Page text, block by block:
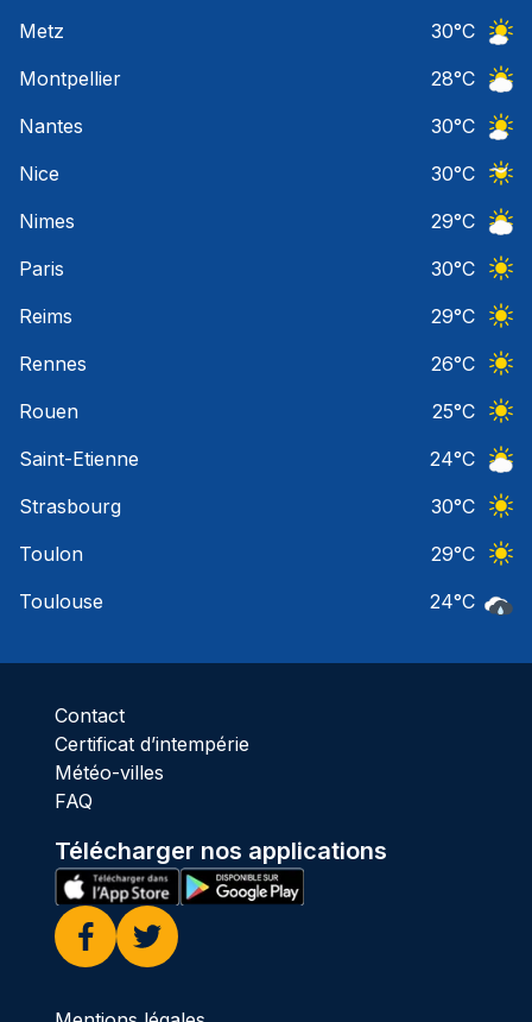
Metz
30°C
Montpellier
28°C
Nantes
30°C
Nice
30°C
Nimes
29°C
Paris
30°C
Reims
29°C
Rennes
26°C
Rouen
25°C
Saint-Etienne
24°C
Strasbourg
30°C
Toulon
29°C
Toulouse
24°C
Contact
Certificat d’intempérie
Météo-villes
FAQ
Télécharger nos applications
Facebook
Twitter